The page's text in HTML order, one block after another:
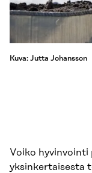
Kuva: Jutta Johansson
Voiko
yksinkertaisesta